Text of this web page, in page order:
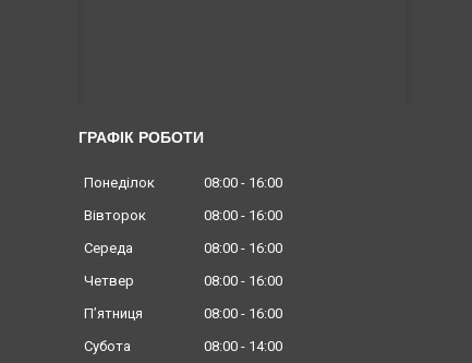
ГРАФІК РОБОТИ
Понеділок 08:00
16:00
Вівторок
08:00
16:00
Середа
08:00
16:00
Четвер
08:00
16:00
Пʼятниця
08:00
16:00
Субота
08:00 14:00